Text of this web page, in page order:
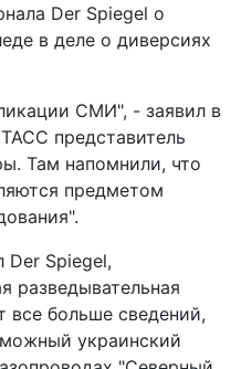
Der Spiegel о
в деле о диверсиях
СМИ", - заявил в
представитель
Там напомнили, что
предметом
Der Spiegel,
разведывательная
все больше сведений,
украинский